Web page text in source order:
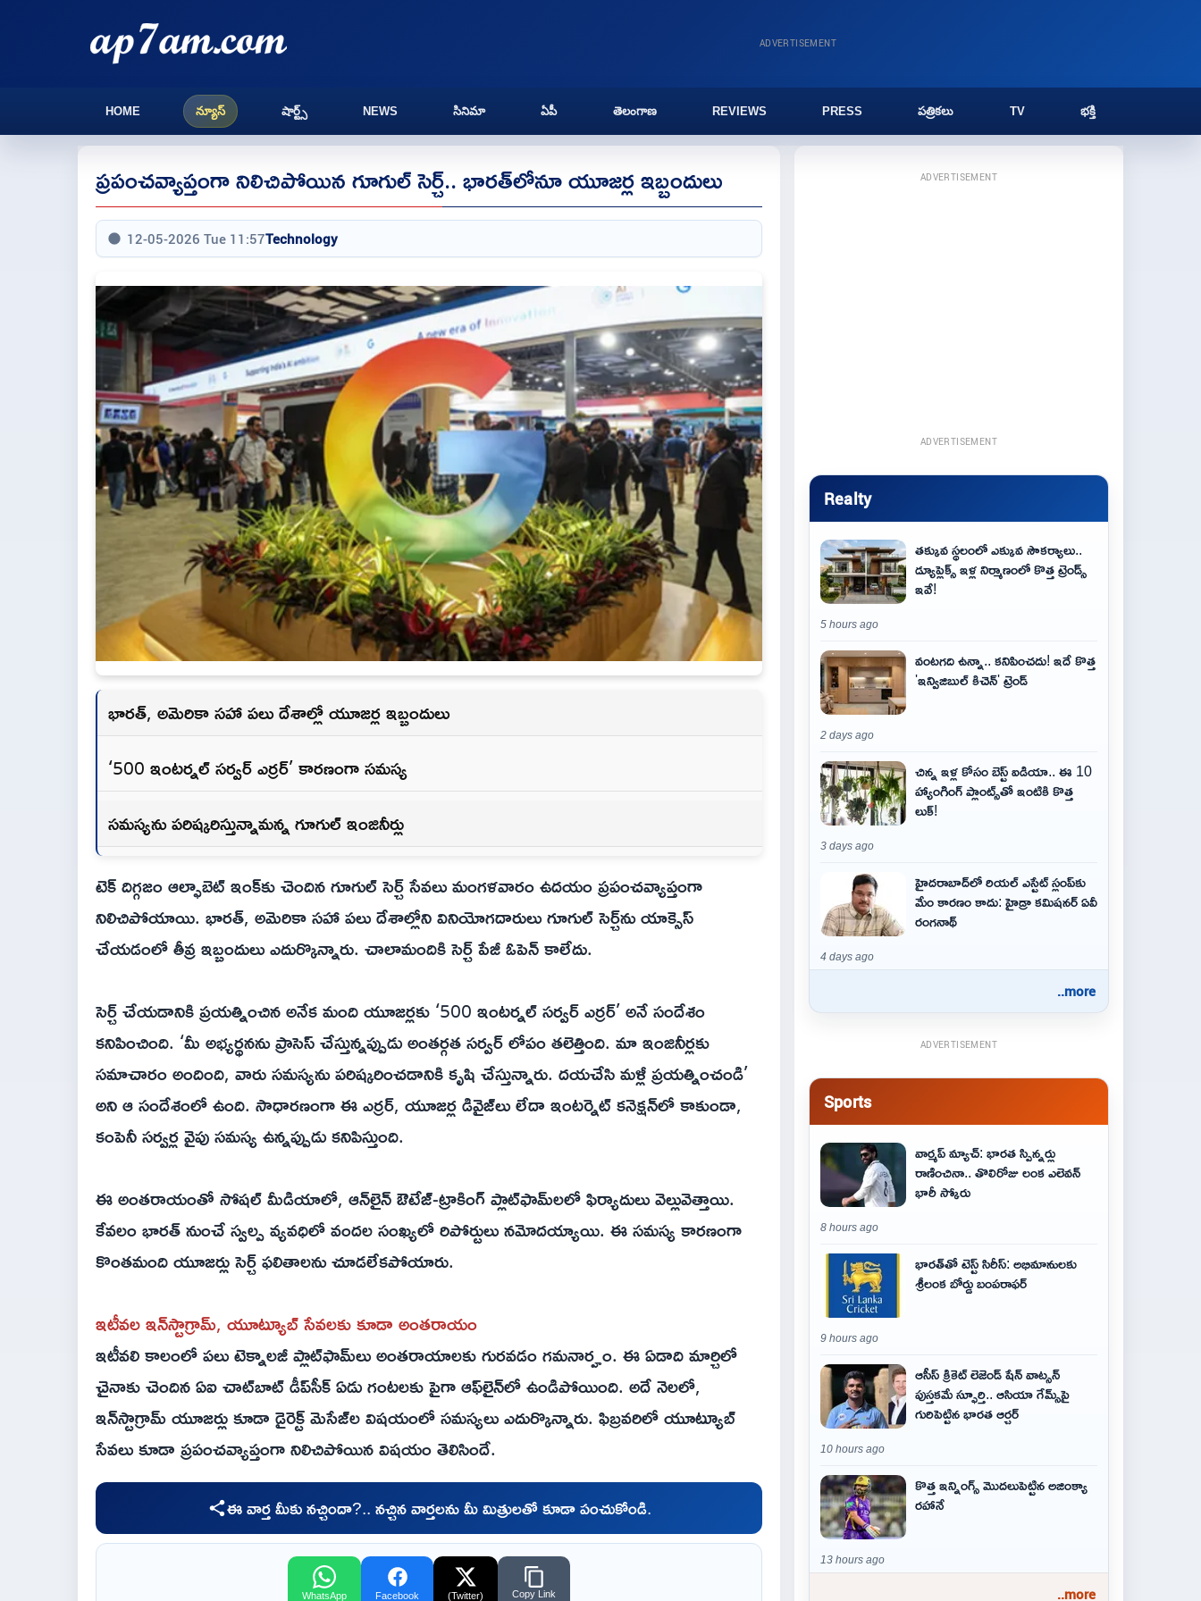
ADVERTISEMENT
HOME న్యూస్ షార్ట్స్ NEWS సినిమా ఏపీ తెలంగాణ REVIEWS PRESS పత్రికలు TV భక్తి
ప్రపంచవ్యాప్తంగా నిలిచిపోయిన గూగుల్ సెర్చ్.. భారత్‌లోనూ యూజర్ల ఇబ్బందులు
12-05-2026 Tue 11:57Technology
భారత్, అమెరికా సహా పలు దేశాల్లో యూజర్ల ఇబ్బందులు
‘500 ఇంటర్నల్ సర్వర్ ఎర్రర్’ కారణంగా సమస్య
సమస్యను పరిష్కరిస్తున్నామన్న గూగుల్ ఇంజినీర్లు
టెక్ దిగ్గజం ఆల్ఫాబెట్ ఇంక్‌కు చెందిన గూగుల్ సెర్చ్ సేవలు మంగళవారం ఉదయం ప్రపంచవ్యాప్తంగా
నిలిచిపోయాయి. భారత్, అమెరికా సహా పలు దేశాల్లోని వినియోగదారులు గూగుల్ సెర్చ్‌ను యాక్సెస్
చేయడంలో తీవ్ర ఇబ్బందులు ఎదుర్కొన్నారు. చాలామందికి సెర్చ్ పేజీ ఓపెన్ కాలేదు.
సెర్చ్ చేయడానికి ప్రయత్నించిన అనేక మంది యూజర్లకు ‘500 ఇంటర్నల్ సర్వర్ ఎర్రర్’ అనే సందేశం
కనిపించింది. ‘మీ అభ్యర్థనను ప్రాసెస్ చేస్తున్నప్పుడు అంతర్గత సర్వర్ లోపం తలెత్తింది. మా ఇంజినీర్లకు
సమాచారం అందింది, వారు సమస్యను పరిష్కరించడానికి కృషి చేస్తున్నారు. దయచేసి మళ్లీ ప్రయత్నించండి’
అని ఆ సందేశంలో ఉంది. సాధారణంగా ఈ ఎర్రర్, యూజర్ల డివైజ్‌లు లేదా ఇంటర్నెట్ కనెక్షన్‌లో కాకుండా,
కంపెనీ సర్వర్ల వైపు సమస్య ఉన్నప్పుడు కనిపిస్తుంది.
ఈ అంతరాయంతో సోషల్ మీడియాలో, ఆన్‌లైన్ ఔటేజ్-ట్రాకింగ్ ప్లాట్‌ఫామ్‌లలో ఫిర్యాదులు వెల్లువెత్తాయి.
కేవలం భారత్ నుంచే స్వల్ప వ్యవధిలో వందల సంఖ్యలో రిపోర్టులు నమోదయ్యాయి. ఈ సమస్య కారణంగా
కొంతమంది యూజర్లు సెర్చ్ ఫలితాలను చూడలేకపోయారు.
ఇటీవల ఇన్‌స్టాగ్రామ్, యూట్యూబ్ సేవలకు కూడా అంతరాయం
ఇటీవలి కాలంలో పలు టెక్నాలజీ ప్లాట్‌ఫామ్‌లు అంతరాయాలకు గురవడం గమనార్హం. ఈ ఏడాది మార్చిలో
చైనాకు చెందిన ఏఐ చాట్‌బాట్ డీప్‌సీక్ ఏడు గంటలకు పైగా ఆఫ్‌లైన్‌లో ఉండిపోయింది. అదే నెలలో,
ఇన్‌స్టాగ్రామ్ యూజర్లు కూడా డైరెక్ట్ మెసేజ్‌ల విషయంలో సమస్యలు ఎదుర్కొన్నారు. ఫిబ్రవరిలో యూట్యూబ్
సేవలు కూడా ప్రపంచవ్యాప్తంగా నిలిచిపోయిన విషయం తెలిసిందే.
ఈ వార్త మీకు నచ్చిందా?.. నచ్చిన వార్తలను మీ మిత్రులతో కూడా పంచుకోండి.
WhatsApp Facebook (Twitter) Copy Link
ADVERTISEMENT
ADVERTISEMENT
Realty
తక్కువ స్థలంలో ఎక్కువ సౌకర్యాలు..
డ్యూప్లెక్స్ ఇళ్ల నిర్మాణంలో కొత్త ట్రెండ్స్
ఇవే!
5 hours ago
వంటగది ఉన్నా.. కనిపించదు! ఇదే కొత్త
'ఇన్విజిబుల్ కిచెన్' ట్రెండ్
2 days ago
చిన్న ఇళ్ల కోసం బెస్ట్ ఐడియా.. ఈ 10
హ్యాంగింగ్ ప్లాంట్స్‌తో ఇంటికి కొత్త
లుక్!
3 days ago
హైదరాబాద్‌లో రియల్ ఎస్టేట్ స్లంప్‌కు
మేం కారణం కాదు: హైడ్రా కమిషనర్ ఏవీ
రంగనాథ్
4 days ago
..more
ADVERTISEMENT
Sports
వార్మప్ మ్యాచ్: భారత స్పిన్నర్లు
రాణించినా.. తొలిరోజు లంక ఎలెవన్
భారీ స్కోరు
8 hours ago
భారత్‌తో టెస్ట్ సిరీస్: అభిమానులకు
శ్రీలంక బోర్డు బంపరాఫర్
9 hours ago
ఆసీస్ క్రికెట్ లెజెండ్ షేన్ వాట్సన్
పుస్తకమే స్ఫూర్తి.. ఆసియా గేమ్స్‌పై
గురిపెట్టిన భారత ఆర్చర్
10 hours ago
కొత్త ఇన్నింగ్స్ మొదలుపెట్టిన అజింక్యా
రహానే
13 hours ago
..more